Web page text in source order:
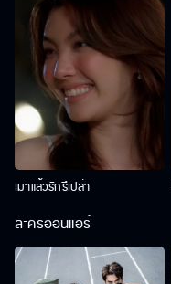
เมาแล้วรักรึเปล่า
ละครออนแอร์